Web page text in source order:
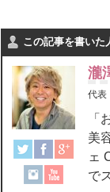
この記事を書いた
瀧
代表
美
ェ
で